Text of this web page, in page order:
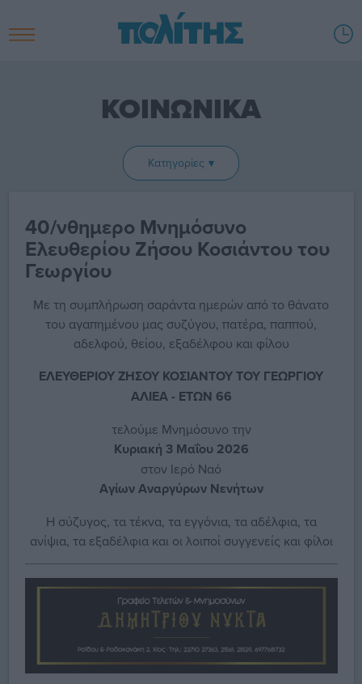
ΚΟΙΝΩΝΙΚΑ
Κατηγορίες
40/νθημερο Μνημόσυνο
Ελευθερίου Ζήσου Κοσιάντου του
Γεωργίου
Με τη συμπλήρωση σαράντα ημερών από το θάνατο
του αγαπημένου μας συζύγου, πατέρα, παππού,
αδελφού, θείου, εξαδέλφου και φίλου
ΕΛΕΥΘΕΡΙΟΥ ΖΗΣΟΥ ΚΟΣΙΑΝΤΟΥ ΤΟΥ ΓΕΩΡΓΙΟΥ
ΑΛΙΕΑ - ΕΤΩΝ 66
τελούμε Μνημόσυνο την
Κυριακή 3 Μαΐου 2026
στον Ιερό Ναό
Αγίων Αναργύρων Νενήτων
Η σύζυγος, τα τέκνα, τα εγγόνια, τα αδέλφια, τα
ανίψια, τα εξαδέλφια και οι λοιποί συγγενείς και φίλοι